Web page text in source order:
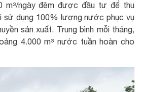
m³/ngày đêm được đầu tư để thu
sử dụng 100% lượng nước phục vụ
sản xuất. Trung bình mỗi tháng,
4.000 m³ nước tuần hoàn cho